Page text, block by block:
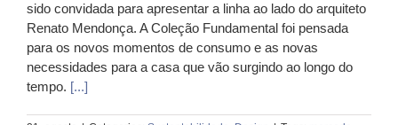
sido convidada para apresentar a linha ao lado do arquiteto
Renato Mendonça. A Coleção Fundamental foi pensada
para os novos momentos de consumo e as novas
necessidades para a casa que vão surgindo ao longo do
tempo. [...]